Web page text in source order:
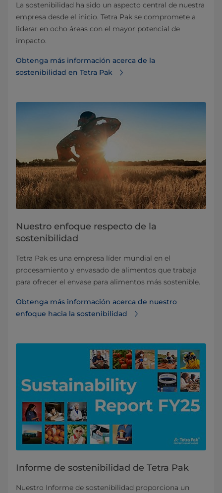
La sostenibilidad ha sido un aspecto central de nuestra
empresa desde el inicio. Tetra Pak se compromete a
liderar en ocho áreas con el mayor potencial de
impacto.
Obtenga más información acerca de la
sostenibilidad en Tetra Pak
Nuestro enfoque respecto de la
sostenibilidad
Tetra Pak es una empresa líder mundial en el
procesamiento y envasado de alimentos que trabaja
para ofrecer el envase para alimentos más sostenible.
Obtenga más información acerca de nuestro
enfoque hacia la sostenibilidad
Informe de sostenibilidad de Tetra Pak
Nuestro Informe de sostenibilidad proporciona un